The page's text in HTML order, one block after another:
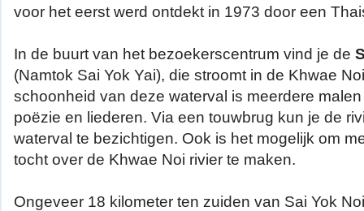
voor het eerst werd ontdekt in 1973 door een
In de buurt van het bezoekerscentrum vind je de
(Namtok Sai Yok Yai), die stroomt in de Khwae
schoonheid van deze waterval is meerdere
poëzie en liederen. Via een touwbrug kun je de
waterval te bezichtigen. Ook is het mogelijk om
tocht over de Khwae Noi rivier te maken.
Ongeveer 18 kilometer ten zuiden van Sai Yok